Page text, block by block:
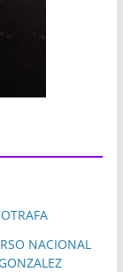
NACIONAL